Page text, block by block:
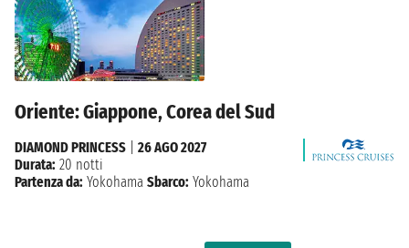
Oriente: Giappone, Corea del Sud
DIAMOND PRINCESS
26 AGO 2027
Durata: 20 notti
Partenza da: Yokohama Sbarco: Yokohama